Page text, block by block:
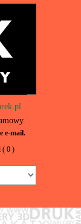
e-mail.
( 0 )